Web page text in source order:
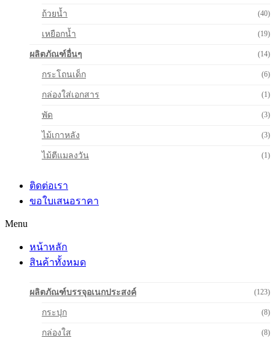
ถ้วยน้ำ (40)
เหยือกน้ำ (19)
ผลิตภัณฑ์อื่นๆ (14)
กระโถนเด็ก (6)
กล่องใส่เอกสาร (1)
พัด (3)
ไม้เกาหลัง (3)
ไม้ตีแมลงวัน (1)
ติดต่อเรา
ขอใบเสนอราคา
Menu
หน้าหลัก
สินค้าทั้งหมด
ผลิตภัณฑ์บรรจุอเนกประสงค์ (123)
กระปุก (8)
กล่องใส (8)